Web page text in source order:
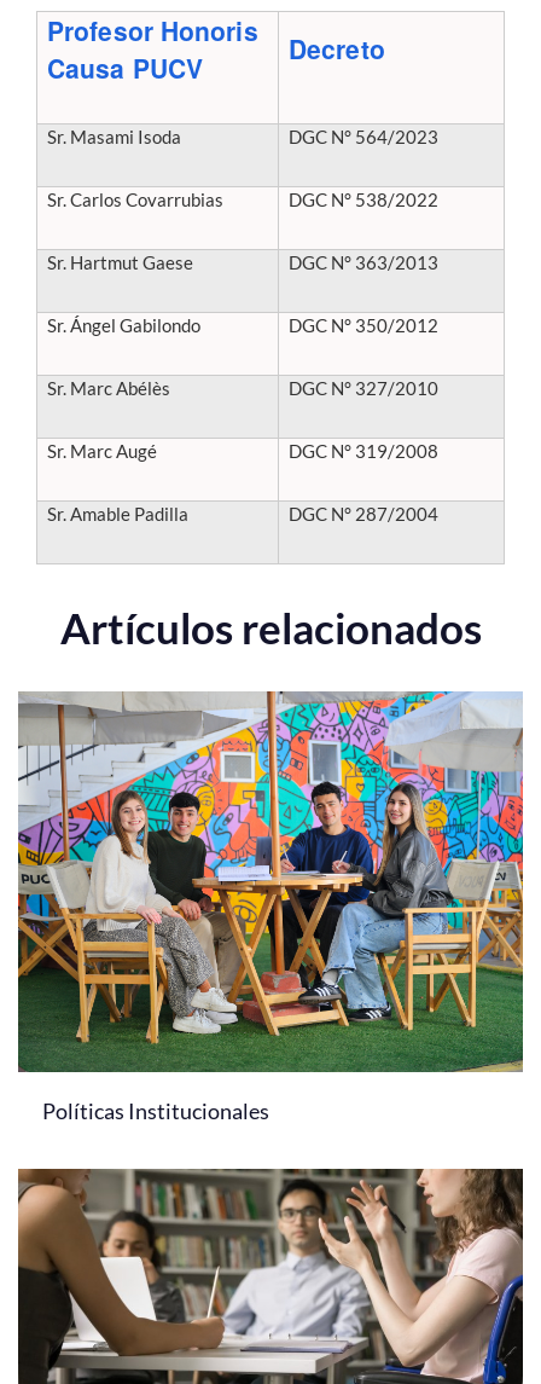
Estudiantes
Alumni
Profesor Honoris
Causa PUCV
Decreto
Sr. Masami Isoda DGC N° 564/2023
Sr. Carlos Covarrubias DGC N° 538/2022
Sr. Hartmut Gaese DGC N° 363/2013
Sr. Ángel Gabilondo DGC N° 350/2012
Sr. Marc Abélès DGC N° 327/2010
Sr. Marc Augé DGC N° 319/2008
Sr. Amable Padilla DGC N° 287/2004
Artículos relacionados
Políticas Institucionales